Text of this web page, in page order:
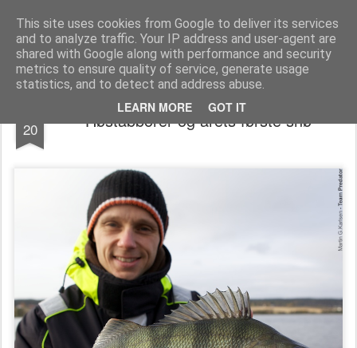
This site uses cookies from Google to deliver its services
and to analyze traffic. Your IP address and user-agent are
shared with Google along with performance and security
metrics to ensure quality of service, generate usage
statistics, and to detect and address abuse.
LEARN MORE GOT IT
Team Predator - gjedde, abbor og gjørs
20 Høstabborer og årets første snø